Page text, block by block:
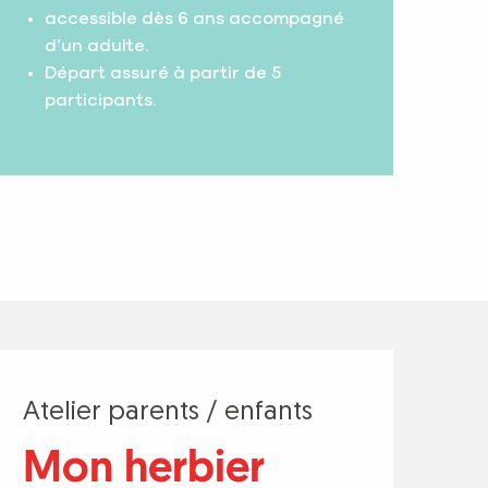
accessible dès 6 ans accompagné
d’un adulte.
Départ assuré à partir de 5
participants.
Atelier parents / enfants
Mon herbier